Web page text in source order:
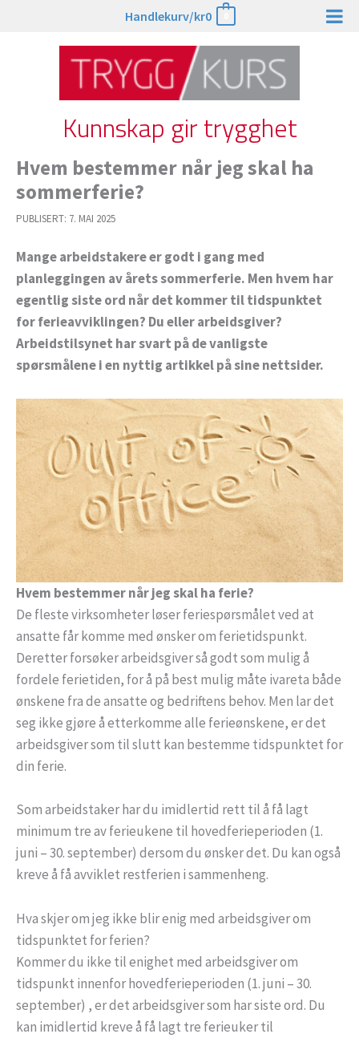
Handlekurv/kr0
Kunnskap gir trygghet
Hvem bestemmer når jeg skal ha
sommerferie?
PUBLISERT: 7. MAI 2025
Mange arbeidstakere er godt i gang med
planleggingen av årets sommerferie. Men hvem har
egentlig siste ord når det kommer til tidspunktet
for ferieavviklingen? Du eller arbeidsgiver?
Arbeidstilsynet har svart på de vanligste
spørsmålene i en nyttig artikkel på sine nettsider.
Hvem bestemmer når jeg skal ha ferie?
De fleste virksomheter løser feriespørsmålet ved at
ansatte får komme med ønsker om ferietidspunkt.
Deretter forsøker arbeidsgiver så godt som mulig å
fordele ferietiden, for å på best mulig måte ivareta både
ønskene fra de ansatte og bedriftens behov. Men lar det
seg ikke gjøre å etterkomme alle ferieønskene, er det
arbeidsgiver som til slutt kan bestemme tidspunktet for
din ferie.
Som arbeidstaker har du imidlertid rett til å få lagt
minimum tre av ferieukene til hovedferieperioden (1.
juni – 30. september) dersom du ønsker det. Du kan også
kreve å få avviklet restferien i sammenheng.
Hva skjer om jeg ikke blir enig med arbeidsgiver om
tidspunktet for ferien?
Kommer du ikke til enighet med arbeidsgiver om
tidspunkt innenfor hovedferieperioden (1. juni – 30.
september) , er det arbeidsgiver som har siste ord. Du
kan imidlertid kreve å få lagt tre ferieuker til